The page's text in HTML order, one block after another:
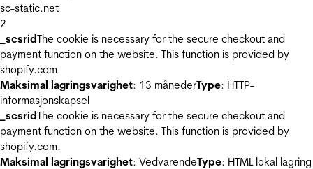
sc-static.net
2
_scsridThe cookie is necessary for the secure checkout and
payment function on the website. This function is provided by
shopify.com.
Maksimal lagringsvarighet: 13 månederType: HTTP-
informasjonskapsel
_scsridThe cookie is necessary for the secure checkout and
payment function on the website. This function is provided by
shopify.com.
Maksimal lagringsvarighet: VedvarendeType: HTML lokal lagring